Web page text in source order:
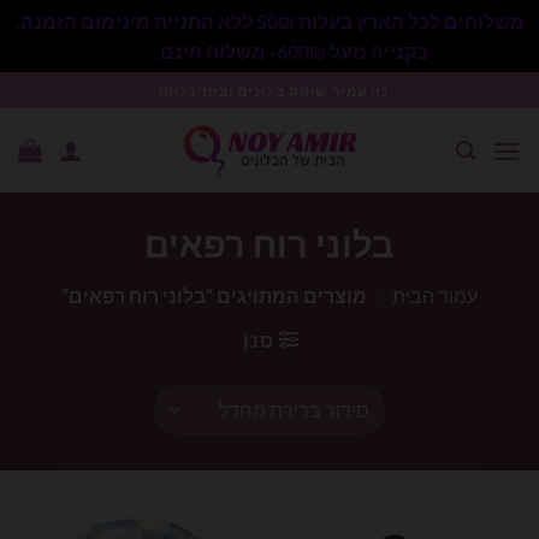
משלוחים לכל הארץ בעלות 50₪ ללא התניית מינימום הזמנה.
בקנייה מעל 600₪- משלוח חינם.
בלוני רוח רפאים
עמוד הבית
מוצרים המתויגים “בלוני רוח רפאים”
סנן